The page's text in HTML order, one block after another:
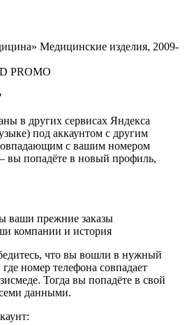
Медицинские изделия, 2009-
PROMO
в других сервисах Яндекса
под аккаунтом с другим
с вашим номером
вы попадёте в новый профиль,
ваши прежние заказы
компании и история
что вы вошли в нужный
номер телефона совпадает
Тогда вы попадёте в свой
данными.